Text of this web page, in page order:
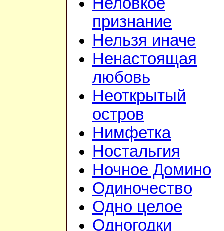
Неловкое
признание
Нельзя иначе
Ненастоящая
любовь
Неоткрытый
остров
Нимфетка
Ностальгия
Ночное Домино
Одиночество
Одно целое
Одногодки